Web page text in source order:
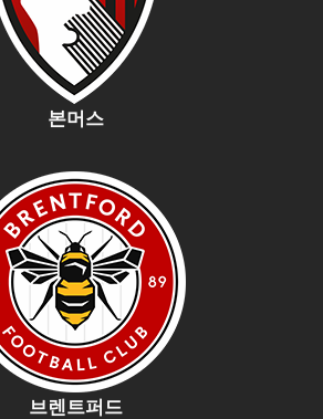
본머스
브렌트퍼드